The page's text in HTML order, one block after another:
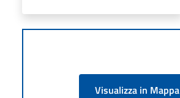
Visualizza in Mappa